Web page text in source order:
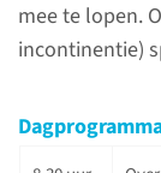
mee te lopen.
incontinentie)